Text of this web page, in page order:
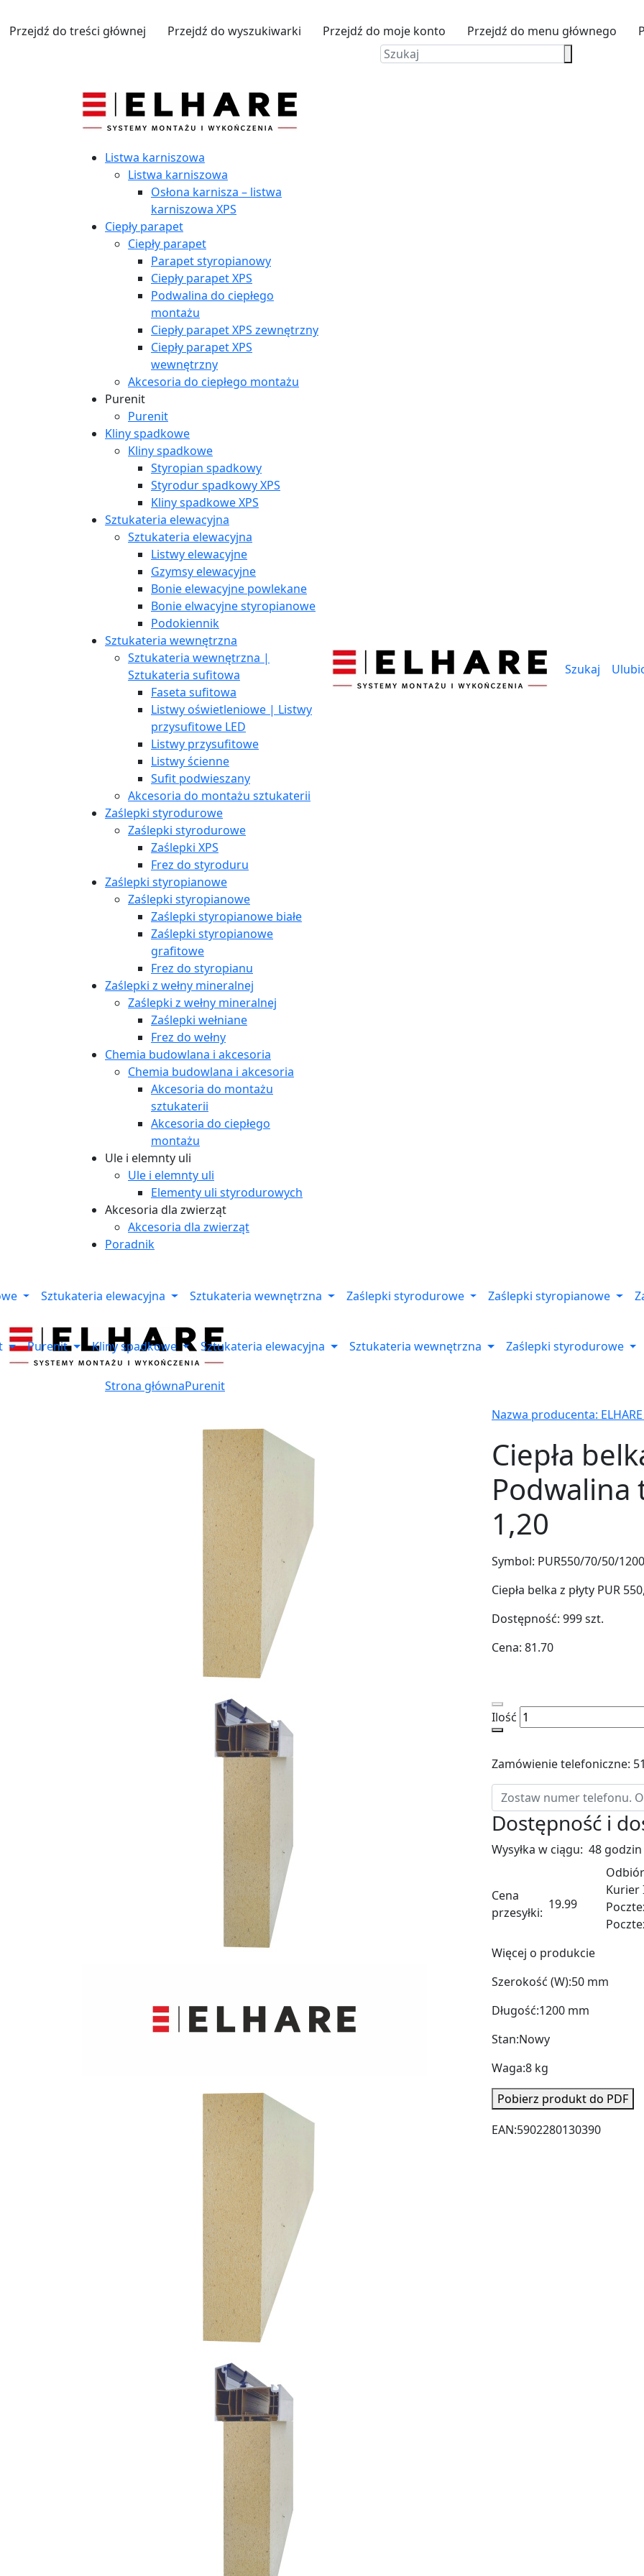
Przejdź do treści głównej Przejdź do wyszukiwarki Przejdź do moje konto Przejdź do menu głównego
Listwa karniszowa
Listwa karniszowa
Osłona karnisza – listwa
karniszowa XPS
Ciepły parapet
Ciepły parapet
Parapet styropianowy
Ciepły parapet XPS
Podwalina do ciepłego
montażu
Ciepły parapet XPS zewnętrzny
Ciepły parapet XPS
wewnętrzny
Akcesoria do ciepłego montażu
Purenit
Purenit
Kliny spadkowe
Kliny spadkowe
Styropian spadkowy
Styrodur spadkowy XPS
Kliny spadkowe XPS
Sztukateria elewacyjna
Sztukateria elewacyjna
Listwy elewacyjne
Gzymsy elewacyjne
Bonie elewacyjne powlekane
Bonie elwacyjne styropianowe
Podokiennik
Sztukateria wewnętrzna
Sztukateria wewnętrzna |
Sztukateria sufitowa
Faseta sufitowa
Listwy oświetleniowe | Listwy
przysufitowe LED
Listwy przysufitowe
Listwy ścienne
Sufit podwieszany
Akcesoria do montażu sztukaterii
Zaślepki styrodurowe
Zaślepki styrodurowe
Zaślepki XPS
Frez do styroduru
Zaślepki styropianowe
Zaślepki styropianowe
Zaślepki styropianowe białe
Zaślepki styropianowe
grafitowe
Frez do styropianu
Zaślepki z wełny mineralnej
Zaślepki z wełny mineralnej
Zaślepki wełniane
Frez do wełny
Chemia budowlana i akcesoria
Chemia budowlana i akcesoria
Akcesoria do montażu
sztukaterii
Akcesoria do ciepłego
montażu
Ule i elemnty uli
Ule i elemnty uli
Elementy uli styrodurowych
Akcesoria dla zwierząt
Akcesoria dla zwierząt
Poradnik
Szukaj
Sztukateria elewacyjna Sztukateria wewnętrzna Zaślepki styrodurowe Zaślepki styropianowe
Purenit Kliny spadkowe Sztukateria elewacyjna Sztukateria wewnętrzna Zaślepki styrodurowe
Strona głównaPurenit
Nazwa producenta: ELHARE
Ciepła
Podwalina
1,20
Symbol: PUR550/70/50/1200
Ciepła belka z płyty PUR
Dostępność: 999szt.
Cena: 81.70
Ilość
Zamówienie telefoniczne:
Dostępność i
Wysyłka w ciągu: 48 godzin
Cena
przesyłki:
19.99
Kurier
Więcej o produkcie
Szerokość (W):50 mm
Długość:1200 mm
Stan:Nowy
Waga:8 kg
Pobierz produkt do PDF
EAN:5902280130390